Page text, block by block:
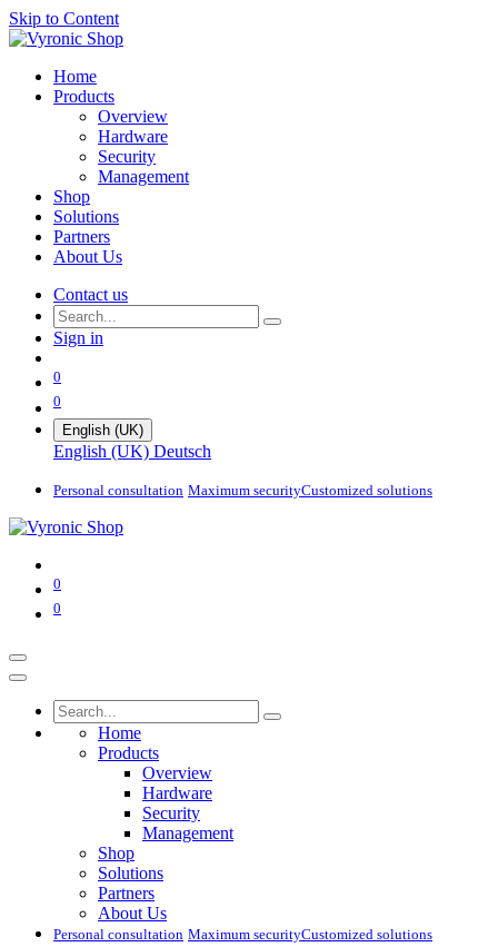
Skip to Content
Home
Products
Overview
Hardware
Security
Management
Shop
Solutions
Partners
About Us
Contact us
Sign in
0
0
English (UK)
English (UK) Deutsch
Personal consultation Maximum security​Customized solutions
0
0
Home
Products
Overview
Hardware
Security
Management
Shop
Solutions
Partners
About Us
Personal consultation Maximum security​Customized solutions